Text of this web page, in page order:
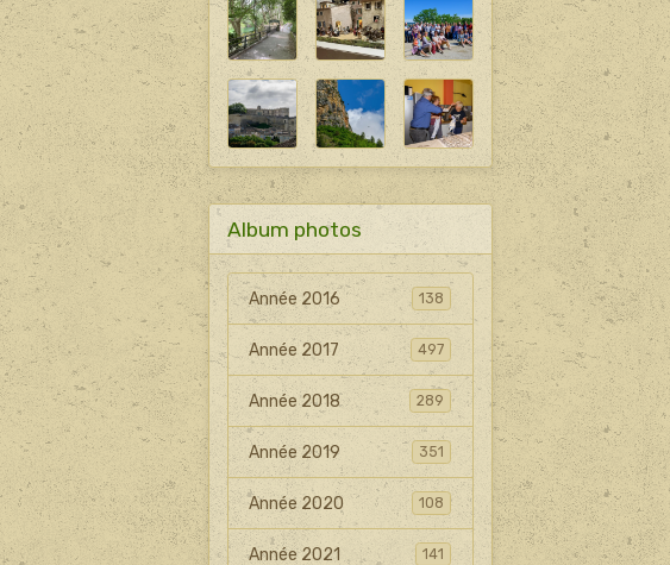
Album photos
Année 2016 138
Année 2017 497
Année 2018 289
Année 2019 351
Année 2020 108
Année 2021 141